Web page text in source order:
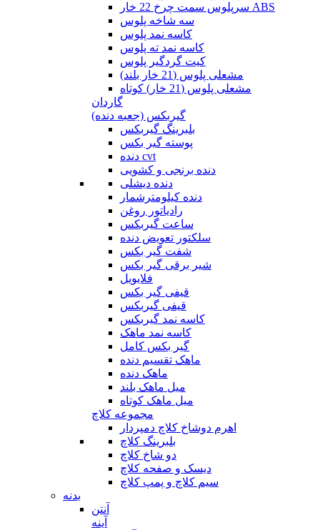
سرپلوس سمت چرخ 22 خار ABS
سه شاخه پلوس
کاسه نمد پلوس
کاسه نمد ته پلوس
کیت گردگیر پلوس
مشعلی پلوس (21 خار بلند)
مشعلی پلوس (21 خار) کوتاه
گاردان
گیربکس (جعبه دنده)
بلبرینگ گیربکس
پوسته گیر بکس
دنده cvt
دنده برنجی و کشویی
دنده دیشلی
دنده کیلومترشمار
رادیاتور روغن
ساعت گیربکس
سلکتور تعویض دنده
شفت گیر بکس
شیر برقی گیر بکس
فلایویل
قیفی گیر بکس
قیفی گیربکس
کاسه نمد گیربکس
کاسه نمد ماهک
گیر بکس کامل
ماهک تقسیم دنده
ماهک دنده
میل ماهک بلند
میل ماهک کوتاه
مجموعه کلاچ
اهرم دوشاخ کلاچ دمپردار
بلبرینگ کلاچ
دو شاخ کلاچ
دیسک و صفحه کلاچ
سیم کلاچ و پمپ کلاچ
بدنه
آنتن
آینه